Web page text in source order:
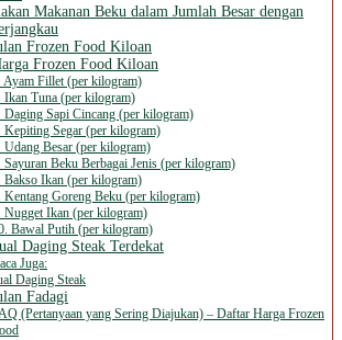
Makanan Beku dalam Jumlah Besar dengan
Frozen Food Kiloan
Frozen Food Kiloan
Ayam Fillet (per kilogram)
Ikan Tuna (per kilogram)
Daging Sapi Cincang (per kilogram)
Kepiting Segar (per kilogram)
Udang Besar (per kilogram)
Sayuran Beku Berbagai Jenis (per kilogram)
Bakso Ikan (per kilogram)
Kentang Goreng Beku (per kilogram)
Nugget Ikan (per kilogram)
Bawal Putih (per kilogram)
Daging Steak Terdekat
Juga:
Daging Steak
Fadagi
(Pertanyaan yang Sering Diajukan) – Daftar Harga Frozen